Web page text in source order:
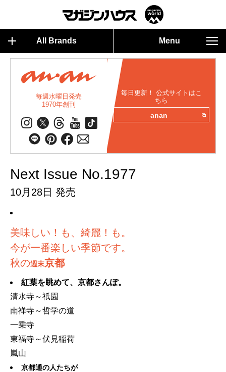
All Brands Menu
毎週水曜日発売
1970年創刊
毎日更新！ 公式サイトはこ
ちら
anan
Next Issue No.1977
10月28日 発売
美味しい！も、綺麗！も。
今が一番楽しい季節です。
秋の週末京都
紅葉を眺めて、京都さんぽ。
清水寺～祇園
南禅寺～哲学の道
一乗寺
東福寺～伏見稲荷
嵐山
京都通の人たちが